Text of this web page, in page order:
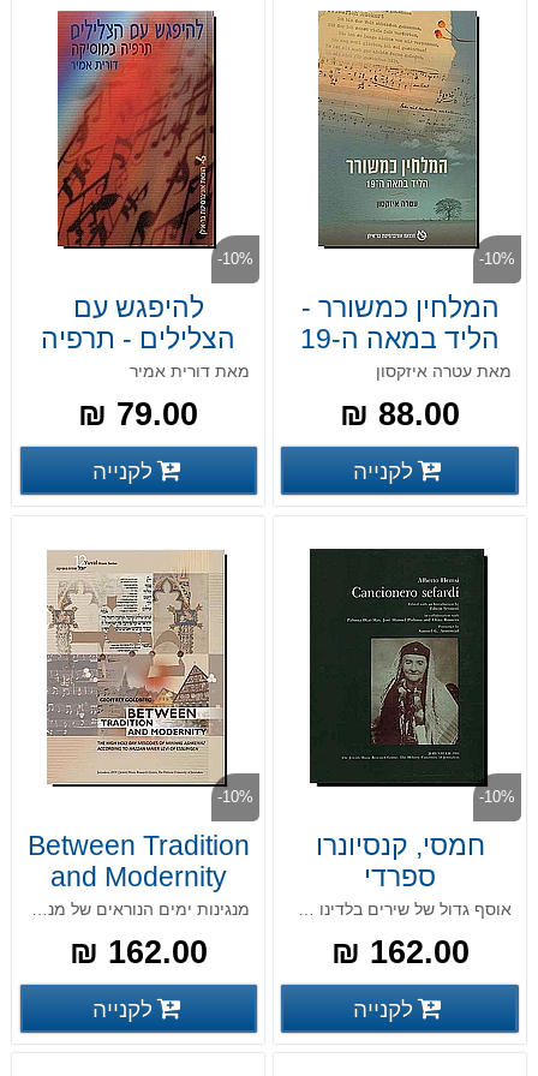
-10%
המלחין כמשורר -
הליד במאה ה-19
מאת עטרה איזקסון
88.00 ₪
פרטים נוספים פרטים נוספים לקנייה
-10%
להיפגש עם
הצלילים - תרפיה
במוסיקה
מאת דורית אמיר
79.00 ₪
פרטים נוספים
לקנייה
-10%
חמסי, קנסיונרו
ספרדי
162.00 ₪
פרטים נוספים פרטים נוספים לקנייה
-10%
Between Tradition
and Modernity
162.00 ₪
פרטים נוספים
לקנייה